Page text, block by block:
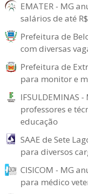
EMATER - MG
salários de até
Prefeitura de
com diversas
Prefeitura de
para monitor e
IFSULDEMINAS
professores e
educação
SAAE de Sete
para diversos
CISICOM - MG
para médico